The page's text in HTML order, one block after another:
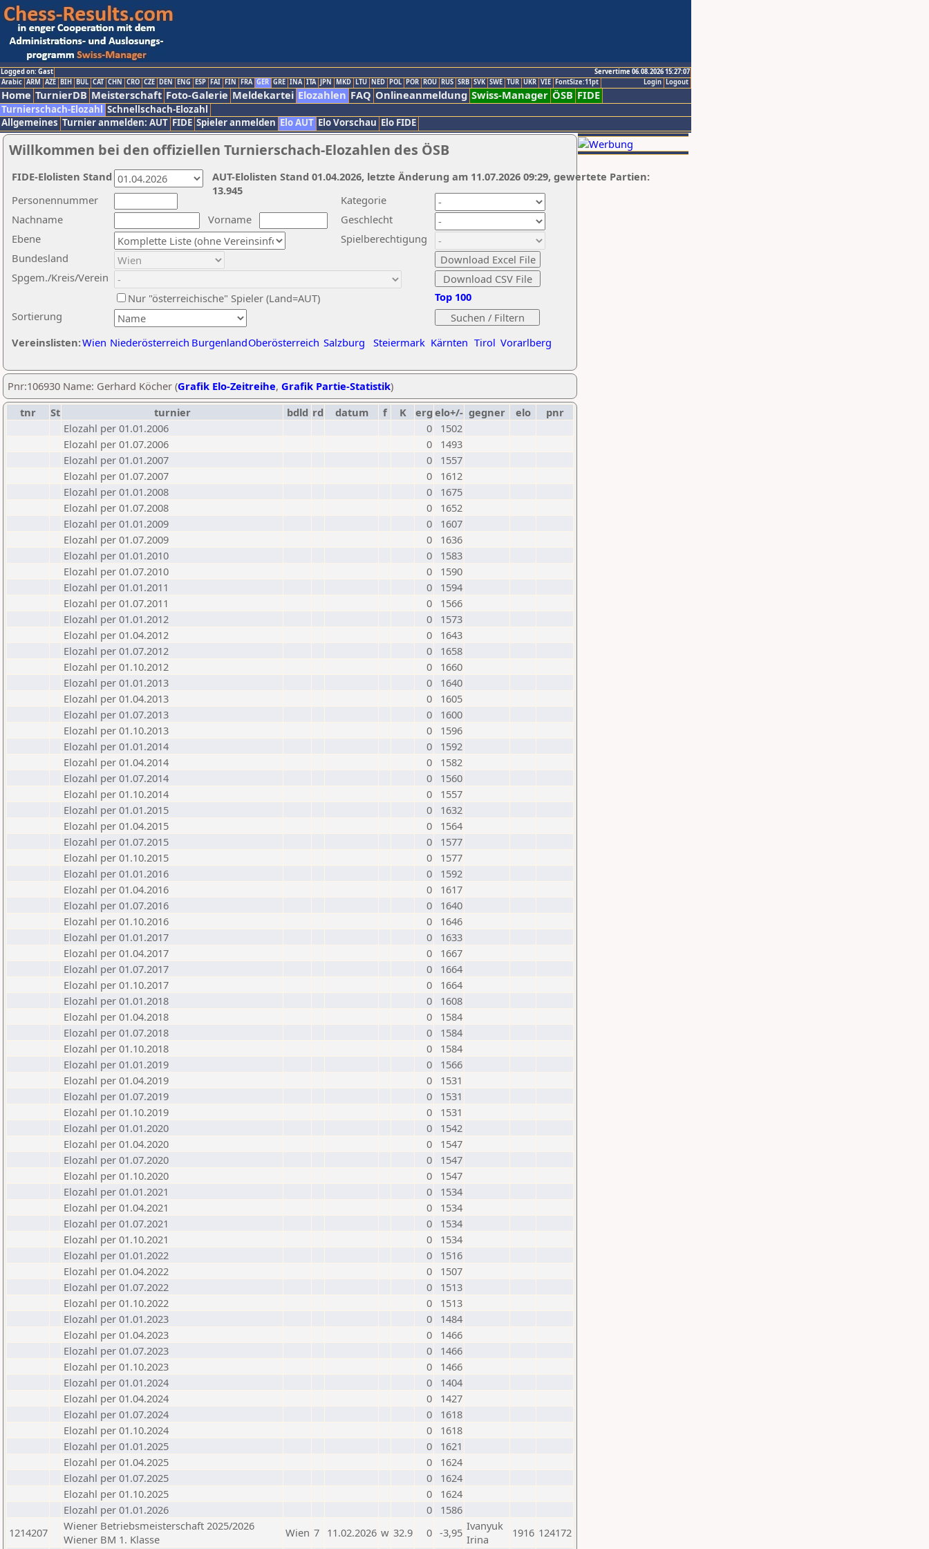
Logged on: Gast
Servertime 06.08.2026 15:27:07
Logout
Login
Arabic ARM AZE BIH BUL CAT CHN CRO CZE DEN ENG ESP FAI FIN FRA GER GRE INA ITA JPN MKD LTU NED POL POR ROU RUS SRB SVK SWE TUR UKR VIE FontSize:11pt
Home TurnierDB Meisterschaft Foto-Galerie Meldekartei Elozahlen FAQ Onlineanmeldung Swiss-Manager ÖSB FIDE
Turnierschach-Elozahl Schnellschach-Elozahl
Allgemeines Turnier anmelden: AUT FIDE Spieler anmelden Elo AUT Elo Vorschau Elo FIDE
Willkommen bei den offiziellen Turnierschach-Elozahlen des ÖSB
Nachname
Vorname
Ebene
Kategorie
Sortierung
Personennummer
Bundesland
Spgem./Kreis/Verein
Geschlecht
Nur "österreichische" Spieler (Land=AUT)
Spielberechtigung
Vereinslisten:Wien Niederösterreich BurgenlandOberösterreich Salzburg Steiermark Kärnten Tirol Vorarlberg
Top 100
AUT-Elolisten Stand 01.04.2026, letzte Änderung am 11.07.2026 09:29, gewertete Partien:
13.945
FIDE-Elolisten Stand
Pnr:106930 Name: Gerhard Köcher (Grafik Elo-Zeitreihe, Grafik Partie-Statistik)
tnr
St turnier bdld rd datum f K erg elo+/- gegner elo
pnr
Elozahl per 01.01.2006
0
1502
Elozahl per 01.07.2006
0
1493
Elozahl per 01.01.2007
0
1557
Elozahl per 01.07.2007
0
1612
Elozahl per 01.01.2008
0
1675
Elozahl per 01.07.2008
0
1652
Elozahl per 01.01.2009
0
1607
Elozahl per 01.07.2009
0
1636
Elozahl per 01.01.2010
0
1583
Elozahl per 01.07.2010
0
1590
Elozahl per 01.01.2011
0
1594
Elozahl per 01.07.2011
0
1566
Elozahl per 01.01.2012
0
1573
Elozahl per 01.04.2012
0
1643
Elozahl per 01.07.2012
0
1658
Elozahl per 01.10.2012
0
1660
Elozahl per 01.01.2013
0
1640
Elozahl per 01.04.2013
0
1605
Elozahl per 01.07.2013
0
1600
Elozahl per 01.10.2013
0
1596
Elozahl per 01.01.2014
0
1592
Elozahl per 01.04.2014
0
1582
Elozahl per 01.07.2014
0
1560
Elozahl per 01.10.2014
0
1557
Elozahl per 01.01.2015
0
1632
Elozahl per 01.04.2015
0
1564
Elozahl per 01.07.2015
0
1577
Elozahl per 01.10.2015
0
1577
Elozahl per 01.01.2016
0
1592
Elozahl per 01.04.2016
0
1617
Elozahl per 01.07.2016
0
1640
Elozahl per 01.10.2016
0
1646
Elozahl per 01.01.2017
0
1633
Elozahl per 01.04.2017
0
1667
Elozahl per 01.07.2017
0
1664
Elozahl per 01.10.2017
0
1664
Elozahl per 01.01.2018
0
1608
Elozahl per 01.04.2018
0
1584
Elozahl per 01.07.2018
0
1584
Elozahl per 01.10.2018
0
1584
Elozahl per 01.01.2019
0
1566
Elozahl per 01.04.2019
0
1531
Elozahl per 01.07.2019
0
1531
Elozahl per 01.10.2019
0
1531
Elozahl per 01.01.2020
0
1542
Elozahl per 01.04.2020
0
1547
Elozahl per 01.07.2020
0
1547
Elozahl per 01.10.2020
0
1547
Elozahl per 01.01.2021
0
1534
Elozahl per 01.04.2021
0
1534
Elozahl per 01.07.2021
0
1534
Elozahl per 01.10.2021
0
1534
Elozahl per 01.01.2022
0
1516
Elozahl per 01.04.2022
0
1507
Elozahl per 01.07.2022
0
1513
Elozahl per 01.10.2022
0
1513
Elozahl per 01.01.2023
0
1484
Elozahl per 01.04.2023
0
1466
Elozahl per 01.07.2023
0
1466
Elozahl per 01.10.2023
0
1466
Elozahl per 01.01.2024
0
1404
Elozahl per 01.04.2024
0
1427
Elozahl per 01.07.2024
0
1618
Elozahl per 01.10.2024
0
1618
Elozahl per 01.01.2025
0
1621
Elozahl per 01.04.2025
0
1624
Elozahl per 01.07.2025
0
1624
Elozahl per 01.10.2025
0
1624
Elozahl per 01.01.2026
0
1586
1214207
Wiener Betriebsmeisterschaft 2025/2026
Wiener BM 1. Klasse
Wien 7 11.02.2026 w 32.9 0 -3,95 Ivanyuk
Irina
1916 124172